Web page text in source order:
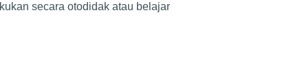
secara otodidak atau belajar